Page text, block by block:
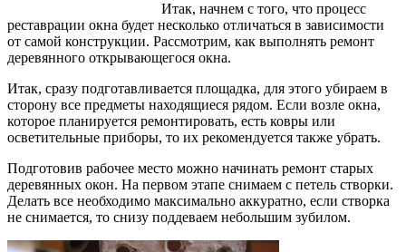
Итак, начнем с того, что процесс
реставрации окна будет несколько отличаться в зависимости
от самой конструкции. Рассмотрим, как выполнять ремонт
деревянного открывающегося окна.
Итак, сразу подготавливается площадка, для этого убираем в
сторону все предметы находящиеся рядом. Если возле окна,
которое планируется ремонтировать, есть ковры или
осветительные приборы, то их рекомендуется также убрать.
Подготовив рабочее место можно начинать ремонт старых
деревянных окон. На первом этапе снимаем с петель створки.
Делать все необходимо максимально аккуратно, если створка
не снимается, то снизу поддеваем небольшим зубилом.